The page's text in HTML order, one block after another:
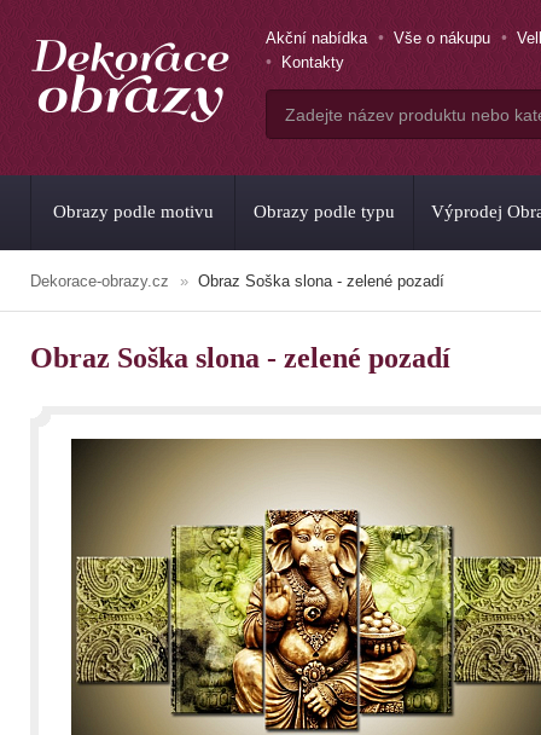
Akční nabídka Vše o nákupu
Kontakty
Obrazy podle motivu Obrazy podle typu Výprodej
Dekorace-obrazy.cz Obraz Soška slona - zelené pozadí
Obraz Soška slona - zelené pozadí